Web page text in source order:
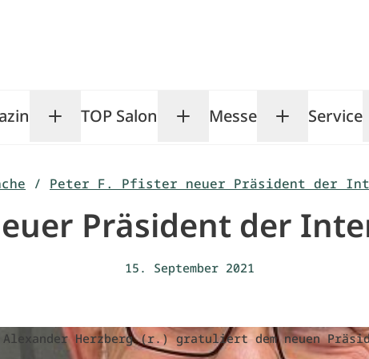
Toggle Magazin submenu
TOP Salon Toggle TOP Salon
Messe ToggleService
/ Peter F. Pfister neuer Präsident der
Präsident der
15. September 2021
Herzberg (r.) gratuliert dem neuen